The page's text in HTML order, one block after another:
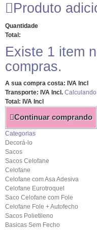
Produto
Quantidade
Total:
Existe 1 item
compras.
A sua compra costa: IVA Incl
Transporte: IVA Incl.
Total: IVA Incl
Continuar comprando
Categorias
Decorá-lo
Sacos
Sacos Celofane
Celofane
Celofane com Asa Adesiva
Celofane Eurotroquel
Saco Celofane com Fole
Celofane Fole + Autofecho
Sacos Polietileno
Basicas Sem Fecho